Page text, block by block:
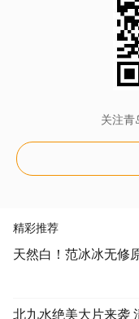
关注青
精彩推荐
天然白！范冰冰无修
北九水绝美大片来袭